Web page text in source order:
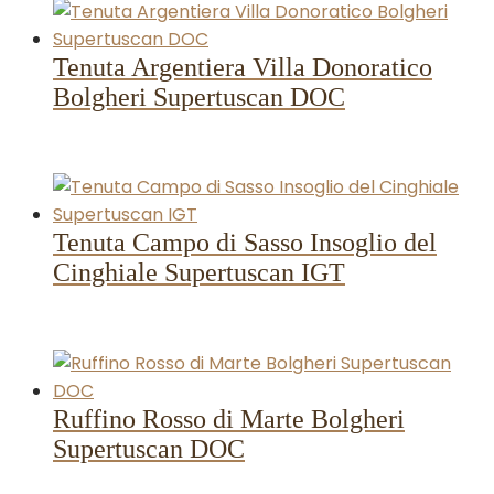
Tenuta Argentiera Villa Donoratico
Bolgheri Supertuscan DOC
Tenuta Campo di Sasso Insoglio del
Cinghiale Supertuscan IGT
Ruffino Rosso di Marte Bolgheri
Supertuscan DOC